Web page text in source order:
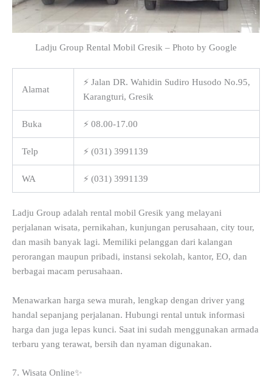
Ladju Group Rental Mobil Gresik – Photo by Google
Alamat
⚡ Jalan DR. Wahidin Sudiro Husodo No.95,
Karangturi, Gresik
Buka ⚡ 08.00-17.00
Telp ⚡ (031) 3991139
WA ⚡ (031) 3991139
Ladju Group adalah rental mobil Gresik yang melayani
perjalanan wisata, pernikahan, kunjungan perusahaan, city tour,
dan masih banyak lagi. Memiliki pelanggan dari kalangan
perorangan maupun pribadi, instansi sekolah, kantor, EO, dan
berbagai macam perusahaan.
Menawarkan harga sewa murah, lengkap dengan driver yang
handal sepanjang perjalanan. Hubungi rental untuk informasi
harga dan juga lepas kunci. Saat ini sudah menggunakan armada
terbaru yang terawat, bersih dan nyaman digunakan.
7. Wisata Online✨